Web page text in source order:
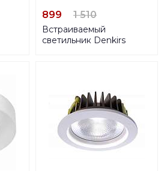
899 1 510
Встраиваемый
светильник Denkirs